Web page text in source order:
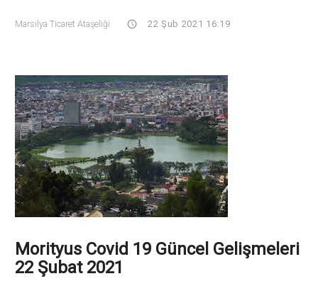
Marsilya Ticaret Ataşeliği 22 Şub 2021 16:19
Morityus Covid 19 Güncel Gelişmeleri
22 Şubat 2021